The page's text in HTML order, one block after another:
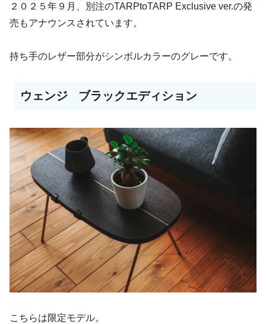
２０２５年９月、別注のTARPtoTARP Exclusive ver.の発
売もアナウンスされています。
持ち手のレザー部分がシンボルカラーのグレーです。
ウェンジ ブラックエディション
こちらは限定モデル。